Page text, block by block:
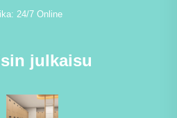
24/7 Online
julkaisu